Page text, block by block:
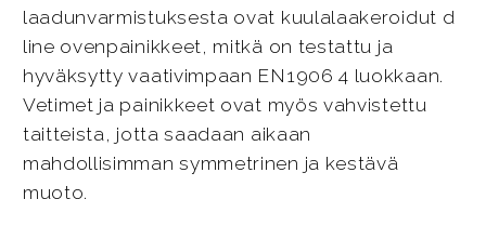
laadunvarmistuksesta ovat kuulalaakeroidut d
line ovenpainikkeet, mitkä on testattu ja
hyväksytty vaativimpaan EN1906 4 luokkaan.
Vetimet ja painikkeet ovat myös vahvistettu
taitteista, jotta saadaan aikaan
mahdollisimman symmetrinen ja kestävä
muoto.